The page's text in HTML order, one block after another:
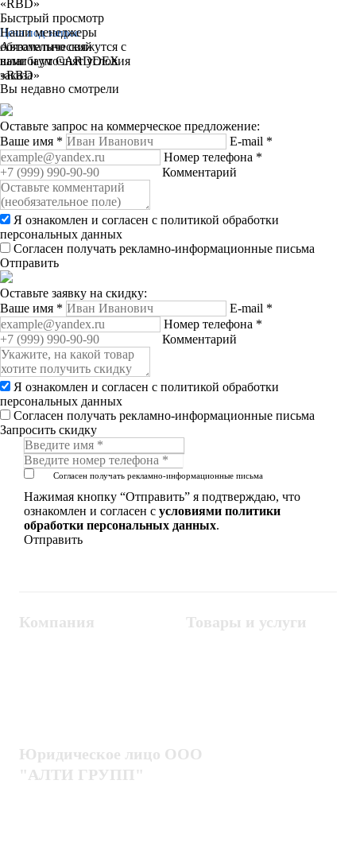
Быстрый просмотр
Наши менеджеры
обязательно свяжутся с
вами и уточнят условия
заказа
Цена под запрос
Автоматический
шлагбаум CARDDEX
«RBD»
Вы недавно смотрели
Оставьте запрос на коммерческое предложение:
Ваше имя * E-mail *
Номер телефона *
Комментарий
Я ознакомлен и согласен с политикой обработки
персональных данных
Согласен получать рекламно-информационные письма
Отправить
Оставьте заявку на скидку:
Ваше имя * E-mail *
Номер телефона *
Комментарий
Я ознакомлен и согласен с политикой обработки
персональных данных
Согласен получать рекламно-информационные письма
Запросить скидку
Согласен получать рекламно-информационные письма
Нажимая кнопку “Отправить” я подтверждаю, что
ознакомлен и согласен с условиями политики
обработки персональных данных.
Компания Товары и услуги
Юридическое лицо ООО
"АЛТИ ГРУПП"